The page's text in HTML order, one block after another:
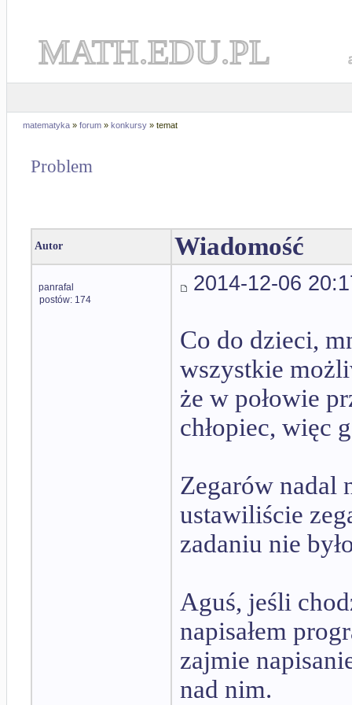
MATH.EDU.PL
matematyka » forum » konkursy » temat
Problem
Autor Wiadomość
panrafal
postów: 174
2014-12-06
Co do dzieci,
wszystkie
że w połowie
chłopiec, więc
Zegarów nadal
ustawiliście
zadaniu nie
Aguś, jeśli
napisałem
zajmie
nad nim.